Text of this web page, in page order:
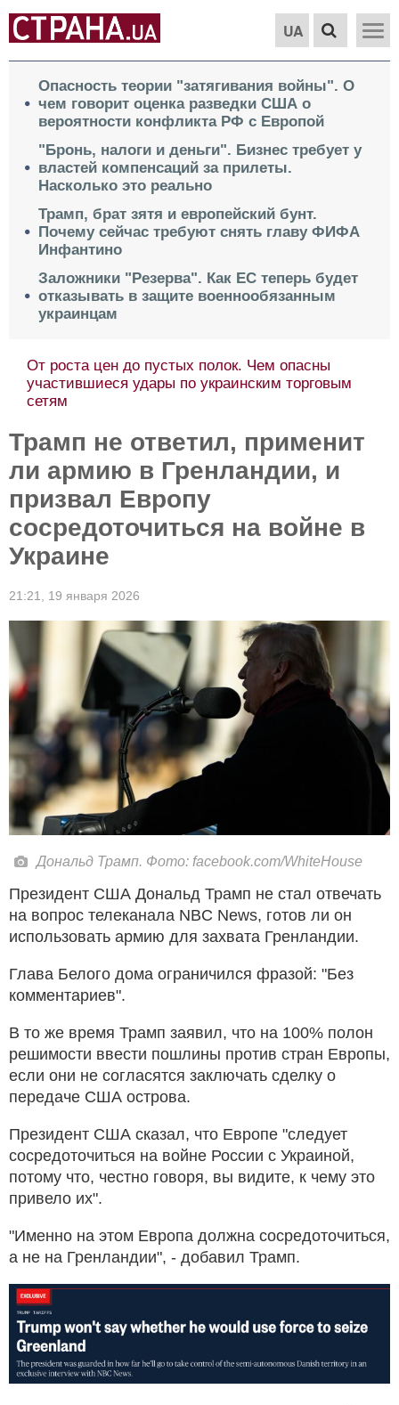
UA
Опасность теории "затягивания войны". О
чем говорит оценка разведки США о
вероятности конфликта РФ с Европой
"Бронь, налоги и деньги". Бизнес требует у
властей компенсаций за прилеты.
Насколько это реально
Трамп, брат зятя и европейский бунт.
Почему сейчас требуют снять главу ФИФА
Инфантино
Заложники "Резерва". Как ЕС теперь будет
отказывать в защите военнообязанным
украинцам
От роста цен до пустых полок. Чем опасны
участившиеся удары по украинским торговым
сетям
Трамп не ответил, применит
ли армию в Гренландии, и
призвал Европу
сосредоточиться на войне в
Украине
21:21, 19 января 2026
Дональд Трамп. Фото: facebook.com/WhiteHouse
Президент США Дональд Трамп не стал отвечать
на вопрос телеканала NBC News, готов ли он
использовать армию для захвата Гренландии.
Глава Белого дома ограничился фразой: "Без
комментариев".
В то же время Трамп заявил, что на 100% полон
решимости ввести пошлины против стран Европы,
если они не согласятся заключать сделку о
передаче США острова.
Президент США сказал, что Европе "следует
сосредоточиться на войне России с Украиной,
потому что, честно говоря, вы видите, к чему это
привело их".
"Именно на этом Европа должна сосредоточиться,
а не на Гренландии", - добавил Трамп.